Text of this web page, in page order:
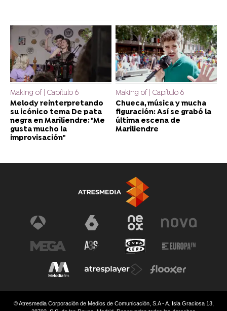
Making of | Capítulo 6
Melody reinterpretando
su icónico tema De pata
negra en Mariliendre: "Me
gusta mucho la
improvisación"
Making of | Capítulo 6
Chueca, música y mucha
figuración: Así se grabó la
última escena de
Mariliendre
© Atresmedia Corporación de Medios de Comunicación, S.A - A. Isla Graciosa 13,